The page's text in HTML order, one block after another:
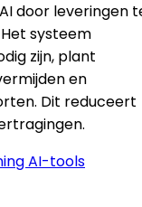
door leveringen
systeem
zijn, plant
en
Dit reduceert
AI-tools